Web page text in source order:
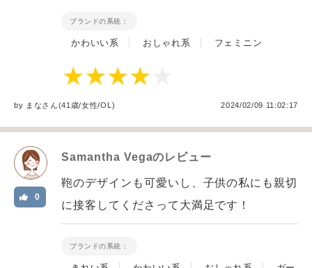
ブランドの系統：
かわいい系 おしゃれ系 フェミニン
by まなさん(41歳/女性/OL ) 2024/02/09 11:02:17
Samantha Vegaのレビュー
0
鞄のデザインも可愛いし、子供の私にも親切
に接客してくださって大満足です！
ブランドの系統：